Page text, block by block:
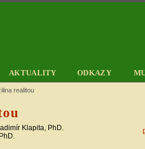
AKTUALITY ODKAZY
realitou
Klapita, PhD.